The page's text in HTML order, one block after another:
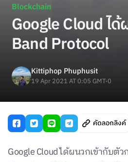
Blockchain
Google Cloud ไ
Band Protocol
Kittiphop Phuphusit
19 Apr 2021 AT 0:05 GMT-0
คัดลอกลิงค์
Google Cloud ได้ผนวกเข้ากับ